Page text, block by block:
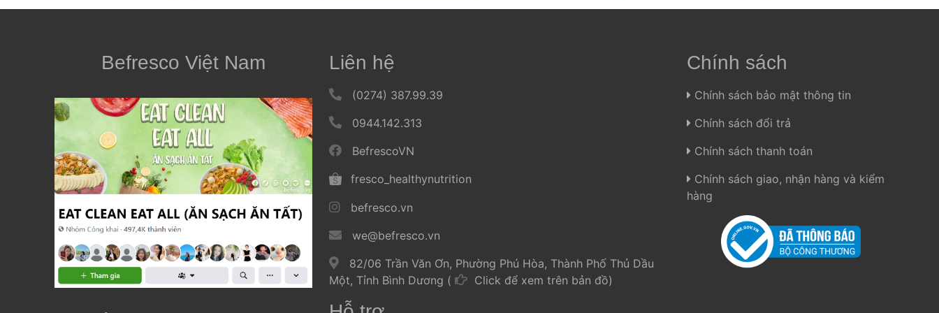
Không chất bảo quản
Hướng dẫn sử dụng
Ăn trực tiếp
Ăn kèm cùng sữa chua cho bữa sáng/bữa phụ
Ăn ngon, sống lành mạnh hơn mỗi ngày với các sản phẩm nhà Be Fresco nhé bạn ơi
Befresco Việt Nam Liên hệ
(0274) 387.99.39
0944.142.313
BefrescoVN
fresco_healthynutrition
befresco.vn
we@befresco.vn
82/06 Trần Văn Ơn, Phường Phú Hòa, Thành Phố Thủ Dầu
Một, Tỉnh Bình Dương (
Click để xem trên bản đồ)
Chính sách
Chính sách bảo mật thông tin
Chính sách đổi trả
Chính sách thanh toán
Chính sách giao, nhận hàng và kiểm
hàng